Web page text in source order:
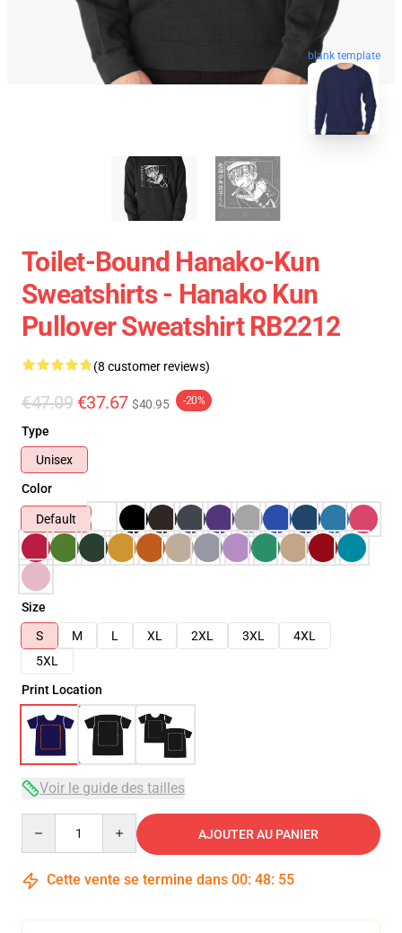
blank template
Toilet-Bound Hanako-Kun
Sweatshirts - Hanako Kun
Pullover Sweatshirt RB2212
(8 customer reviews)
€47.09 €37.67 $40.95 -20%
Type
Unisex
Color
Default
Size
S
M L XL 2XL 3XL
4XL
5XL
Print Location
Voir le guide des tailles
AJOUTER AU PANIER
Cette vente se termine dans 00: 48: 54